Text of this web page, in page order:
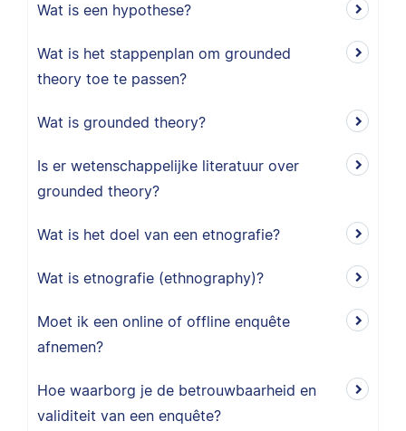
Wat is een hypothese?
Wat is het stappenplan om grounded
theory toe te passen?
Wat is grounded theory?
Is er wetenschappelijke literatuur over
grounded theory?
Wat is het doel van een etnografie?
Wat is etnografie (ethnography)?
Moet ik een online of offline enquête
afnemen?
Hoe waarborg je de betrouwbaarheid en
validiteit van een enquête?